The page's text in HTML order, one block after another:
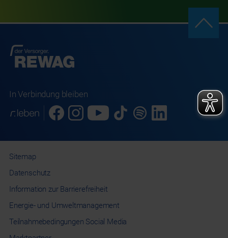
In Verbindung bleiben
Sitemap
Datenschutz
Information zur Barrierefreiheit
Energie- und Umweltmanagement
Teilnahmebedingungen Social Media